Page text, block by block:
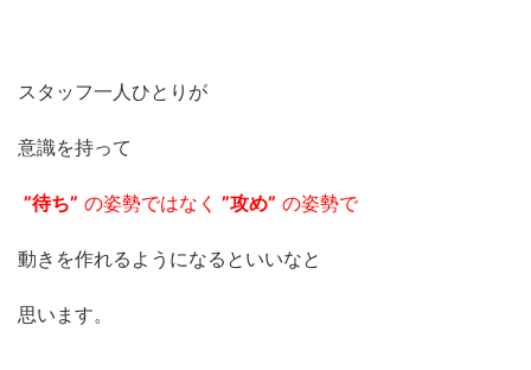
スタッフ一人ひとりが
意識を持って
”待ち” の姿勢ではなく ”攻め” の姿勢で
動きを作れるようになるといいなと
思います。